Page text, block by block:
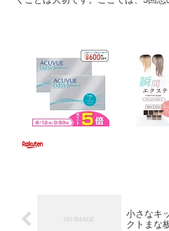
小さなキ
クトまな